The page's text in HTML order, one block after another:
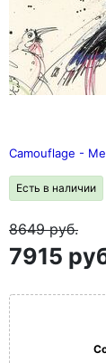
Camouflage -
Есть в наличии
8649руб.
7915